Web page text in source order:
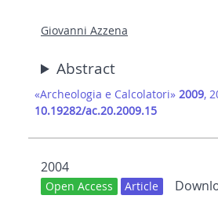
Giovanni Azzena
Abstract
«Archeologia e Calcolatori» 2009,
10.19282/ac.20.2009.15
2004
Open Access Article